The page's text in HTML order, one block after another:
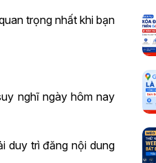
trọng nhất khi bạn
nghĩ ngày hôm nay
duy trì đăng nội dung